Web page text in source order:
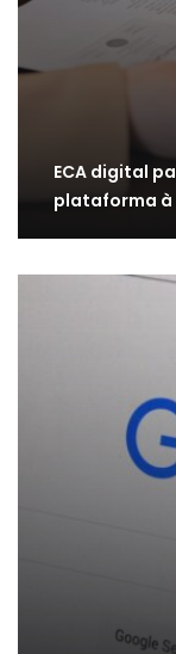
ECA digital
plataforma à